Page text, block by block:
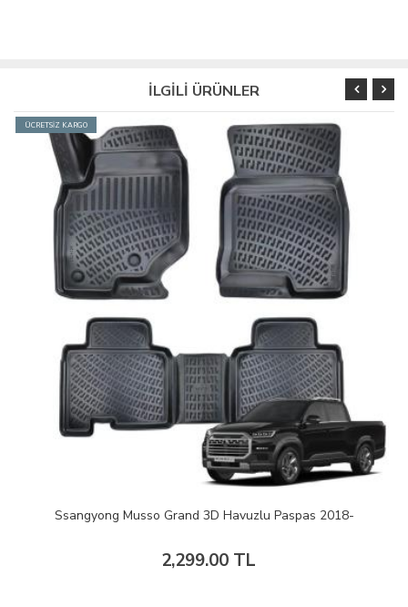
İLGİLİ ÜRÜNLER
ÜCRETSİZ KARGO
Ssangyong Musso Grand 3D Havuzlu Paspas 2018-
2,299.00 TL